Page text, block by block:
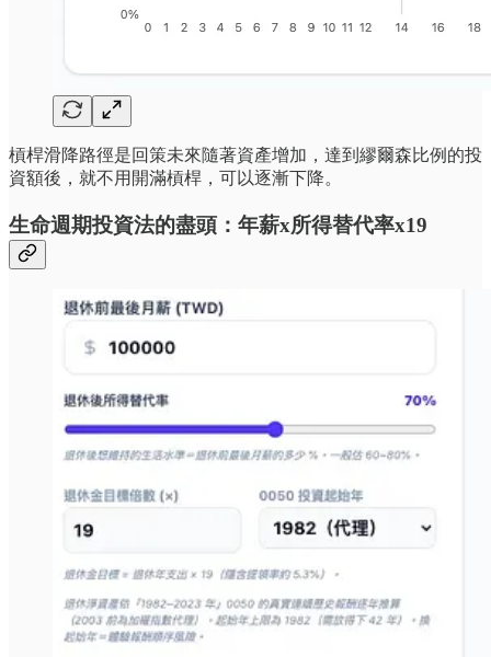
槓桿滑降路徑是回策未來隨著資產增加，達到繆爾森比例的投
資額後，就不用開滿槓桿，可以逐漸下降。
生命週期投資法的盡頭：年薪x所得替代率x19